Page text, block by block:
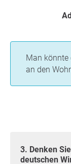
Man könnte
an den
3. Denken Sie, dass eine Vermögensteuer der
deutschen